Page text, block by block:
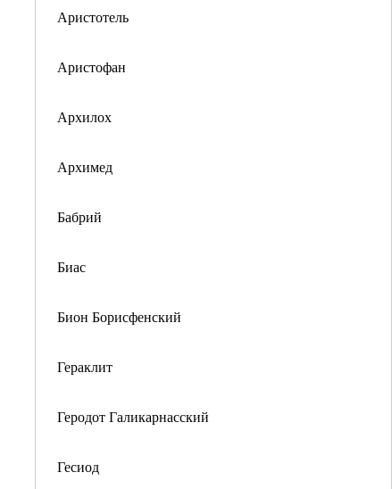
Аристотель
Аристофан
Архилох
Архимед
Бабрий
Биас
Бион Борисфенский
Гераклит
Геродот Галикарнасский
Гесиод